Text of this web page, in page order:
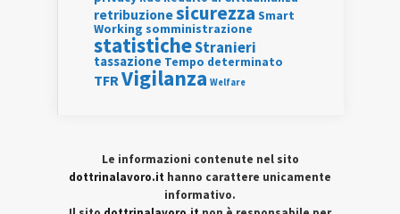
retribuzionesicurezza Smart
Working somministrazione
statisticheStranieri
tassazione Tempo determinato
TFRVigilanza Welfare
Le informazioni contenute nel sito
dottrinalavoro.it hanno carattere unicamente
informativo.